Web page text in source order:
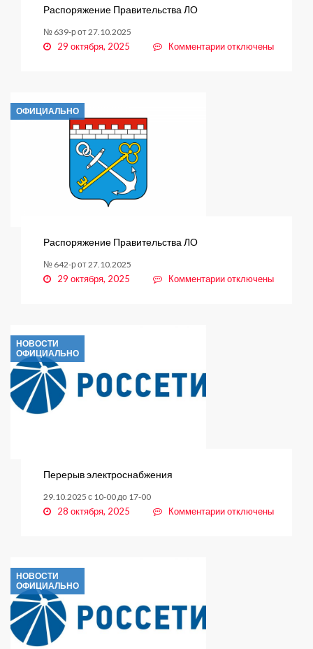
Распоряжение Правительства ЛО
№ 639-р от 27.10.2025
29 октября, 2025 Комментариикотключены
ОФИЦИАЛЬНО
Распоряжение Правительства ЛО
№ 642-р от 27.10.2025
29 октября, 2025 Комментариикотключены
НОВОСТИ
ОФИЦИАЛЬНО
Перерыв электроснабжения
29.10.2025 с 10-00 до 17-00
28 октября, 2025 Комментариикотключены
НОВОСТИ
ОФИЦИАЛЬНО